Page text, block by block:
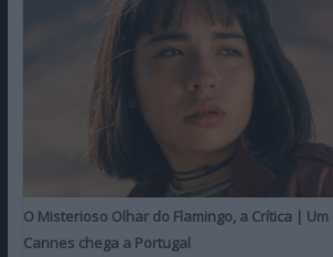
O Misterioso Olhar do Flamingo, a Crítica |
Cannes chega a Portugal